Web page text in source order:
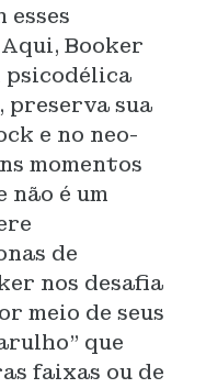
Booker
psicodélica
preserva sua
e no neo-
momentos
não é um
de
nos desafia
meio de seus
que
faixas ou de